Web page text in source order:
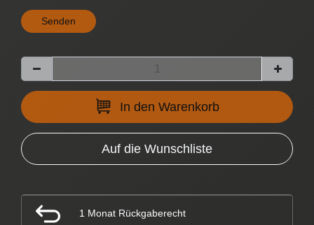
Senden
In den Warenkorb
Auf die Wunschliste
1 Monat Rückgaberecht